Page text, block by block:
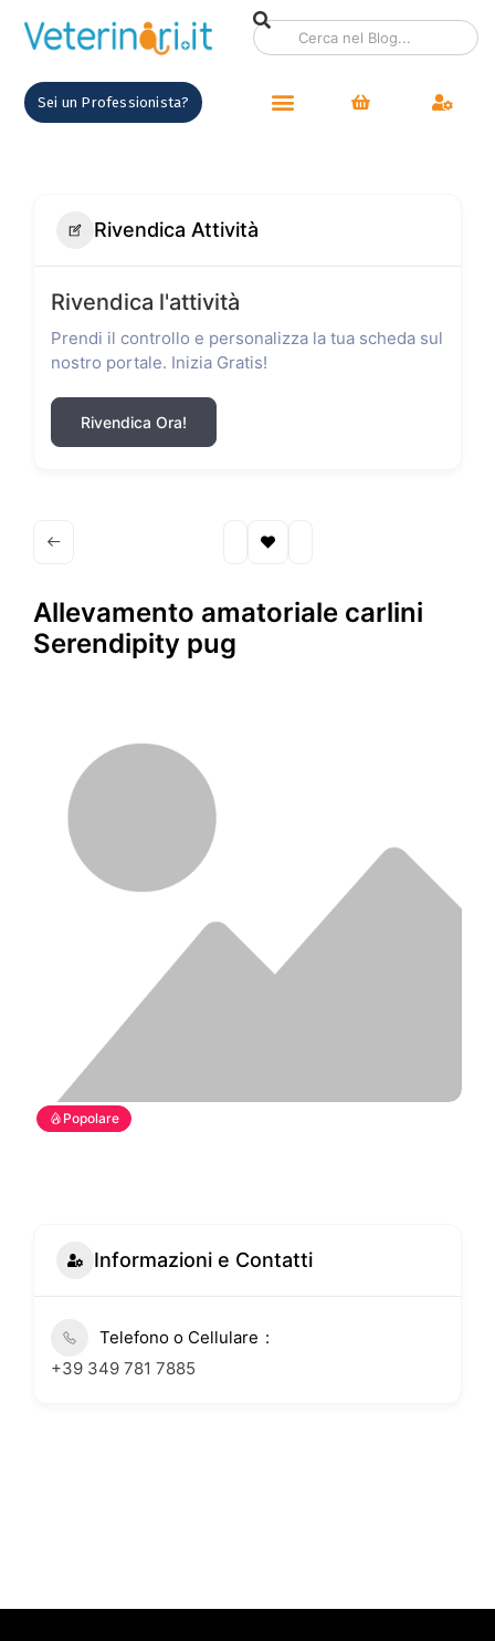
Sei un Professionista?
Rivendica Attività
Rivendica l'attività
Prendi il controllo e personalizza la tua scheda sul
nostro portale. Inizia Gratis!
Rivendica Ora!
Allevamento amatoriale carlini
Serendipity pug
Popolare
Informazioni e Contatti
Telefono o Cellulare
+39 349 781 7885